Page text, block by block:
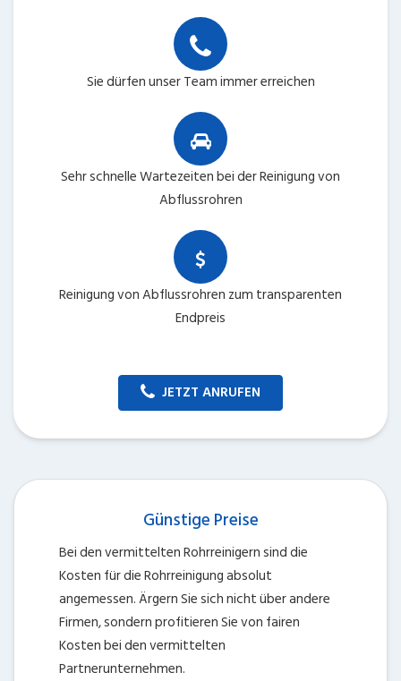
Sie dürfen unser Team immer erreichen
Sehr schnelle Wartezeiten bei der Reinigung von
Abflussrohren
Reinigung von Abflussrohren zum transparenten
Endpreis
JETZT ANRUFEN
Günstige Preise
Bei den vermittelten Rohrreinigern sind die
Kosten für die Rohrreinigung absolut
angemessen. Ärgern Sie sich nicht über andere
Firmen, sondern profitieren Sie von fairen
Kosten bei den vermittelten
Partnerunternehmen.